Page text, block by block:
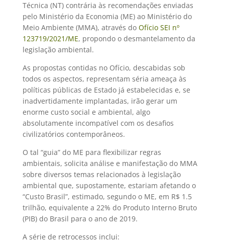
Técnica (NT) contrária às recomendações enviadas
pelo Ministério da Economia (ME) ao Ministério do
Meio Ambiente (MMA), através do Ofício SEI nº
123719/2021/ME, propondo o desmantelamento da
legislação ambiental.
As propostas contidas no Ofício, descabidas sob
todos os aspectos, representam séria ameaça às
políticas públicas de Estado já estabelecidas e, se
inadvertidamente implantadas, irão gerar um
enorme custo social e ambiental, algo
absolutamente incompatível com os desafios
civilizatórios contemporâneos.
O tal “guia” do ME para flexibilizar regras
ambientais, solicita análise e manifestação do MMA
sobre diversos temas relacionados à legislação
ambiental que, supostamente, estariam afetando o
“Custo Brasil”, estimado, segundo o ME, em R$ 1.5
trilhão, equivalente a 22% do Produto Interno Bruto
(PIB) do Brasil para o ano de 2019.
A série de retrocessos inclui: